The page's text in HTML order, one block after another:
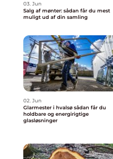
03. Jun
Salg af mønter: sådan får du mest
muligt ud af din samling
02. Jun
Glarmester i hvalsø sådan får du
holdbare og energirigtige
glasløsninger